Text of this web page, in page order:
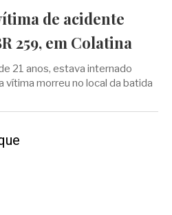
de acidente
259, em Colatina
21 anos, estava internado
vítima morreu no local da batida